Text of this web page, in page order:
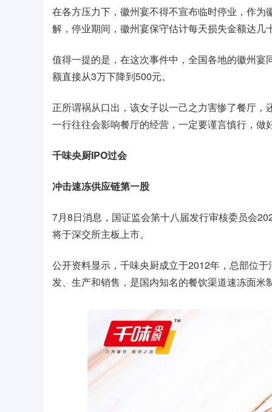
在各方压力下，徽州宴不得不宣布临时停业，作
解，停业期间，徽州宴保守估计每天损失金额达几
值得一提的是，在这次事件中，全国各地的徽州
额直接从3万下降到500元。
正所谓祸从口出，该女子以一己之力害惨了餐厅
一行往往会影响餐厅的经营，一定要谨言慎行，
千味央厨IPO过会
冲击速冻供应链第一股
7月8日消息，国证监会第十八届发行审核委员会
将于深交所主板上市。
公开资料显示，千味央厨成立于2012年，总部位
发、生产和销售，是国内知名的餐饮渠道速冻面米